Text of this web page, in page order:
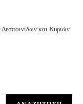
Δεσποινίδων και Κυριών